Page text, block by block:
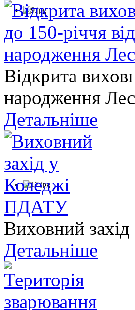
Відкрита
народження
Детальніше
Виховний
Детальніше